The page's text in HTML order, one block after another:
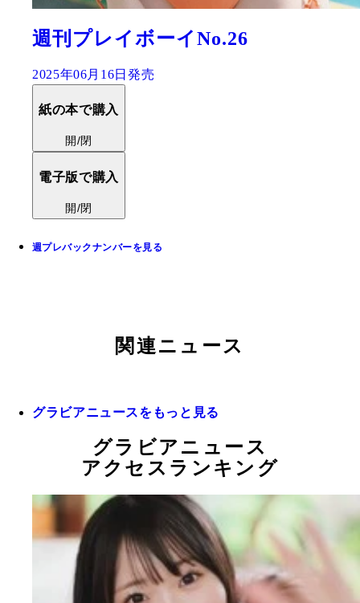
週刊プレイボーイNo.26
2025年06月16日発売
紙の本で購入
開/閉
電子版で購入
開/閉
週プレバックナンバーを見る
関連ニュース
グラビアニュースをもっと見る
グラビアニュース
アクセスランキング